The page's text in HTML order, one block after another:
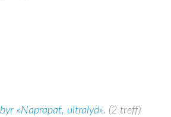
«Naprapat, ultralyd». (2 treff)